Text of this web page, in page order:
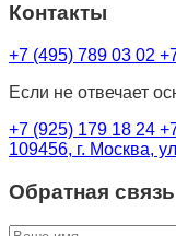
Контакты
+7 (495) 789 03 02
Если не отвечает
+7 (925) 179 18 24
109456, г. Москва,
Обратная связь